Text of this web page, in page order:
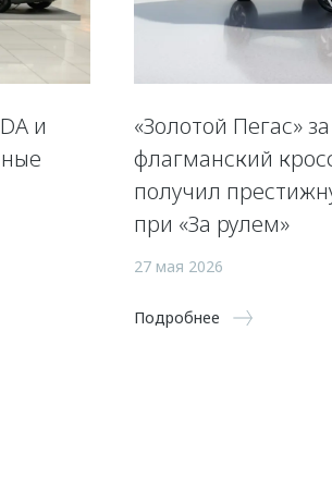
и
«Золотой Пегас»
флагманский
получил
при «За рулем»
27 мая 2026
Подробнее